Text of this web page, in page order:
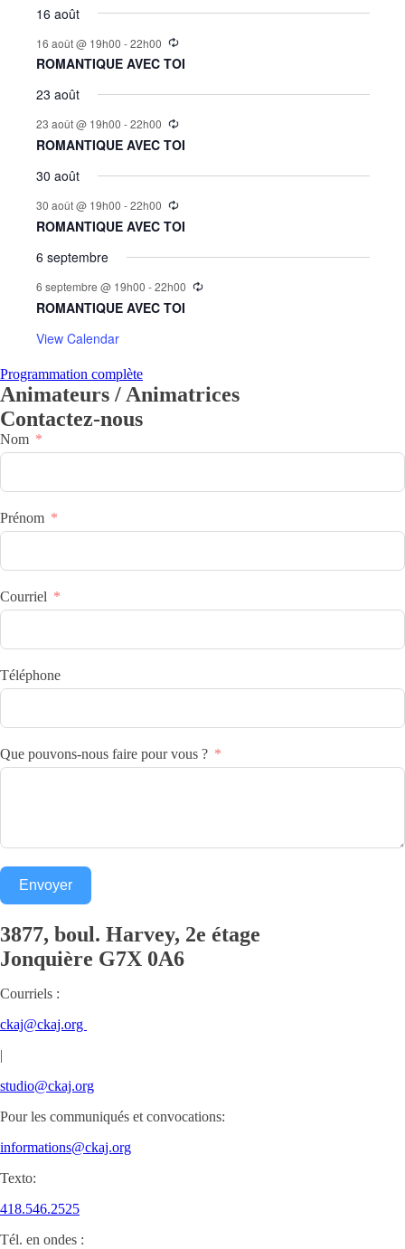
16 août
16 août @ 19h00 -22h00
ROMANTIQUE AVEC TOI
23 août
23 août @ 19h00 -22h00
ROMANTIQUE AVEC TOI
30 août
30 août @ 19h00 -22h00
ROMANTIQUE AVEC TOI
6 septembre
6 septembre @ 19h00 -22h00
ROMANTIQUE AVEC TOI
View Calendar
Programmation complète
Animateurs / Animatrices
Contactez-nous
Nom
Prénom
Courriel
Téléphone
Que pouvons-nous faire pour vous ?
Envoyer
3877, boul. Harvey, 2e étage
Jonquière G7X 0A6
Courriels :
ckaj@ckaj.org
|
studio@ckaj.org
Pour les communiqués et convocations:
informations@ckaj.org
Texto:
418.546.2525
Tél. en ondes :